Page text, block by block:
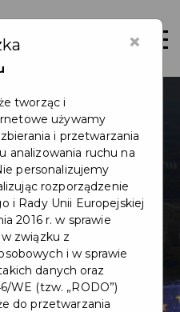
×
tworząc i
używamy
i przetwarzania
analizowania ruchu na
personalizujemy
rozporządzenie
i Rady Unii Europejskiej
2016 r. w sprawie
związku z
i w sprawie
danych oraz
WE (tzw. „RODO”)
do przetwarzania